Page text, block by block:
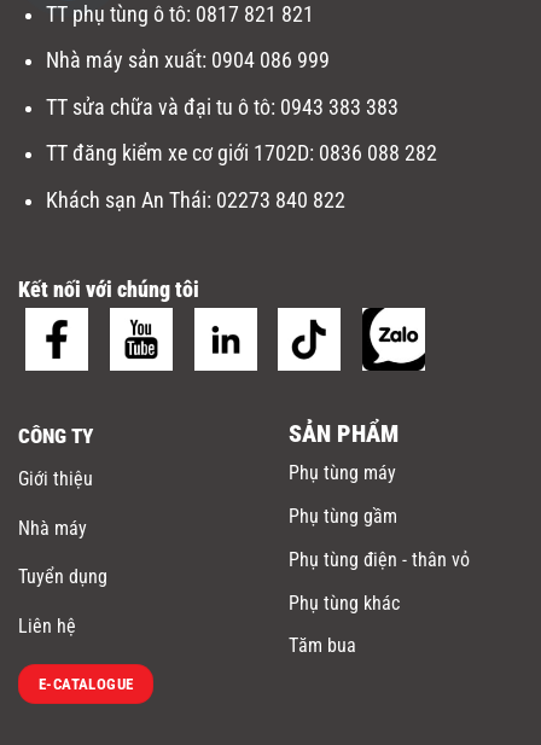
TT phụ tùng ô tô: 0817 821 821
Nhà máy sản xuất: 0904 086 999
TT sửa chữa và đại tu ô tô: 0943 383 383
TT đăng kiểm xe cơ giới 1702D: 0836 088 282
Khách sạn An Thái: 02273 840 822
Kết nối với chúng tôi
CÔNG TY
Giới thiệu
Nhà máy
Tuyển dụng
Liên hệ
E-CATALOGUE
SẢN PHẨM
Phụ tùng máy
Phụ tùng gầm
Phụ tùng điện - thân vỏ
Phụ tùng khác
Tăm bua